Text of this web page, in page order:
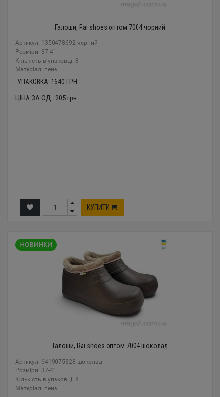
Галоши, Rai shoes оптом 7004 чорний
Артикул: 1350478692 чорний
Розміри: 37-41
Кількість в упаковці: 8
Mатеріал: пена
УПАКОВКА: 1640 ГРН.
ЦІНА ЗА ОД.: 205грн.
КУПИТИ
Галоши, Rai shoes оптом 7004 шоколад
Артикул: 6419075328 шоколад
Розміри: 37-41
Кількість в упаковці: 8
Mатеріал: пена